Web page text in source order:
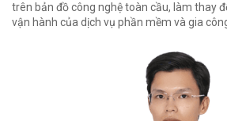
trên bản đồ công nghệ toàn cầu, làm thay
vận hành của dịch vụ phần mềm và gia